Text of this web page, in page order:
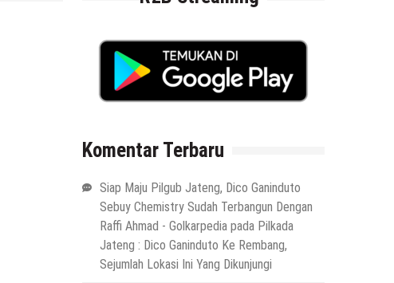
Komentar Terbaru
Siap Maju Pilgub Jateng, Dico Ganinduto
Sebuy Chemistry Sudah Terbangun Dengan
Raffi Ahmad - Golkarpedia pada Pilkada
Jateng : Dico Ganinduto Ke Rembang,
Sejumlah Lokasi Ini Yang Dikunjungi